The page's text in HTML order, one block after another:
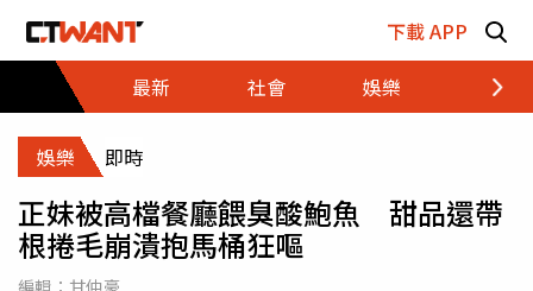
下載 APP
最新
社會 娛樂 財經
娛樂 即時
正妹被高檔餐廳餵臭酸鮑魚 甜品還帶
根捲毛崩潰抱馬桶狂嘔